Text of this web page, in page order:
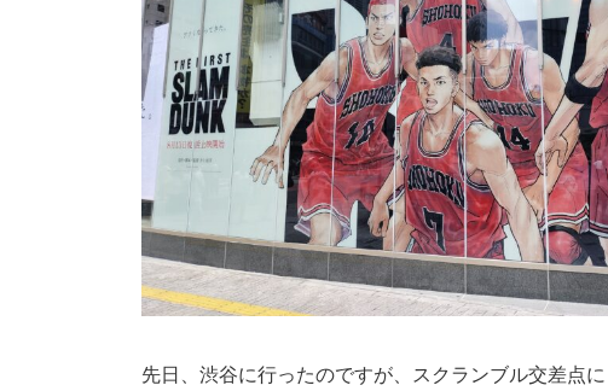
先日、渋谷に行ったのですが、スクランブル交差点に